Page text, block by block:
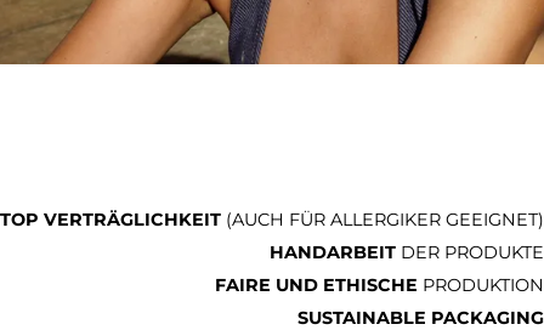
TOP VERTRÄGLICHKEIT (AUCH FÜR ALLERGIKER GEEIGNET)
HANDARBEIT DER PRODUKTE
FAIRE UND ETHISCHE PRODUKTION
SUSTAINABLE PACKAGING